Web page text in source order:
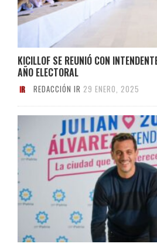
KICILLOF SE REUNIÓ CON
AÑO ELECTORAL
REDACCIÓN IR 29 ENERO, 2025